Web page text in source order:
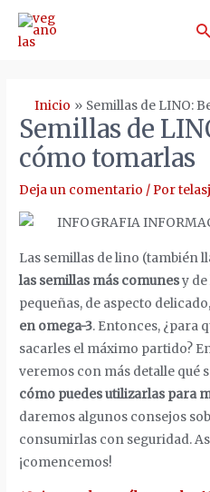
Inicio Semillas de LINO:
Semillas de
cómo tomarlas
Deja un comentario / Por
Las semillas de lino (también
las semillas más comunesy de
pequeñas, de aspecto
en omega-3. Entonces, ¿para
sacarles el máximo partido?
veremos con más detalle qué
cómo puedes utilizarlas para
daremos algunos consejos
consumirlas con seguridad.
¡comencemos!